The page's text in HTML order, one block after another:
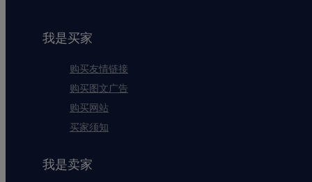
我是买家
购买友情链接
购买图文广告
购买网站
买家须知
我是卖家